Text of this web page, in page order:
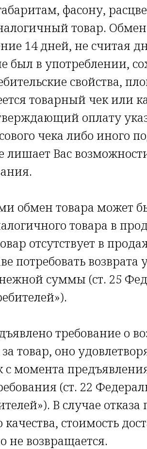
фасону,
товар. Обмен
14 дней, не считая
был в употреблении,
свойства,
товарный чек или
оплату
чека либо иного
лишает Вас
обмен товара может
товара в
отсутствует в
потребовать возврата
суммы (ст. 25
требование о
товар, оно
с момента
(ст. 22
В случае отказа
стоимость
не возвращается.